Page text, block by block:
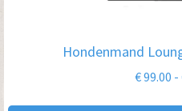
Hondenmand
€99.00 -